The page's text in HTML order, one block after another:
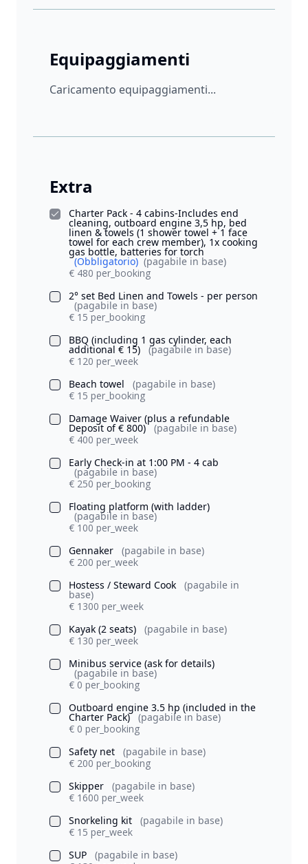
Equipaggiamenti
Caricamento equipaggiamenti...
Extra
Charter Pack - 4 cabins-Includes end
cleaning, outboard engine 3,5 hp, bed
linen & towels (1 shower towel + 1 face
towel for each crew member), 1x cooking
gas bottle, batteries for torch
(Obbligatorio) (pagabile in base)
€ 480 per_booking
2° set Bed Linen and Towels - per person
(pagabile in base)
€ 15 per_booking
BBQ (including 1 gas cylinder, each
additional € 15)
(pagabile in base)
€ 120 per_week
Beach towel
(pagabile in base)
€ 15 per_booking
Damage Waiver (plus a refundable
Deposit of € 800) (pagabile in base)
€ 400 per_week
Early Check-in at 1:00 PM - 4 cab
(pagabile in base)
€ 250 per_booking
Floating platform (with ladder)
(pagabile in base)
€ 100 per_week
Gennaker
(pagabile in base)
€ 200 per_week
Hostess / Steward Cook
(pagabile in
base)
€ 1300 per_week
Kayak (2 seats)
(pagabile in base)
€ 130 per_week
Minibus service (ask for details)
(pagabile in base)
€ 0 per_booking
Outboard engine 3.5 hp (included in the
Charter Pack) (pagabile in base)
€ 0 per_booking
Safety net
(pagabile in base)
€ 200 per_booking
Skipper
(pagabile in base)
€ 1600 per_week
Snorkeling kit
(pagabile in base)
€ 15 per_week
SUP
(pagabile in base)